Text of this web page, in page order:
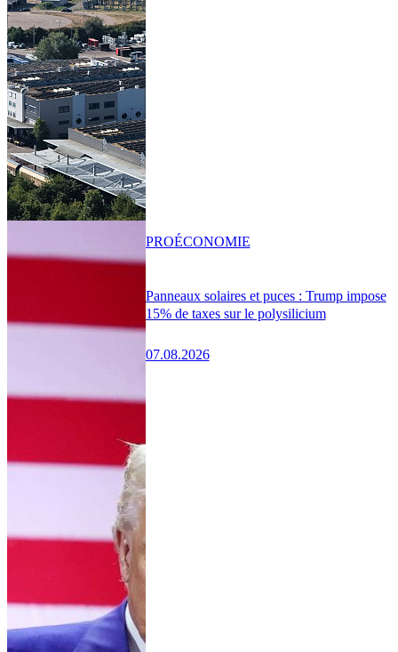
Panneaux solaires et puces : Trump impose
15% de taxes sur le polysilicium
07.08.2026
PROÉCONOMIE